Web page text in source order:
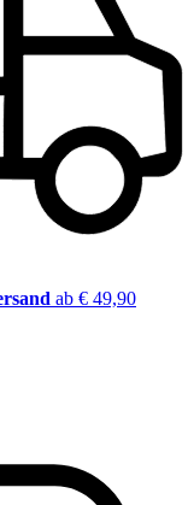
ab € 49,90